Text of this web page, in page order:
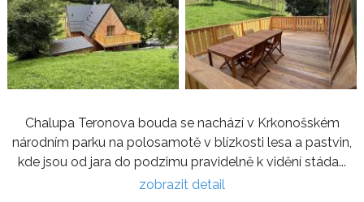
Chalupa Teronova bouda se nachází v Krkonošském
národním parku na polosamotě v blízkosti lesa a pastvin,
kde jsou od jara do podzimu pravidelně k vidění stáda...
zobrazit detail